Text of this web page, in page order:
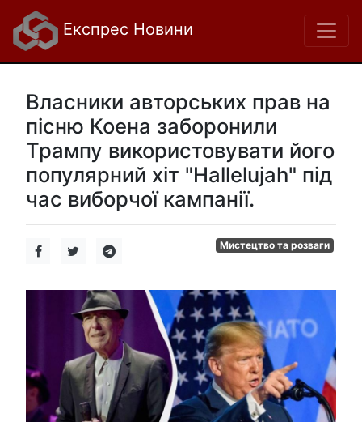
Експрес Новини
Власники авторських прав на
пісню Коена заборонили
Трампу використовувати його
популярний хіт "Hallelujah" під
час виборчої кампанії.
Мистецтво та розваги